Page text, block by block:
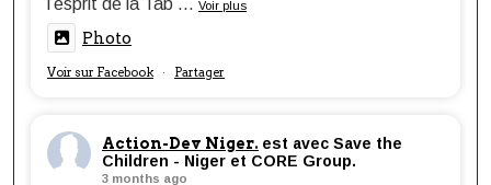
l’esprit de la Tab ... Voir plus
Photo
Voir sur Facebook · Partager
Action-Dev Niger. est avec Save the
Children - Niger et CORE Group.
3 months ago